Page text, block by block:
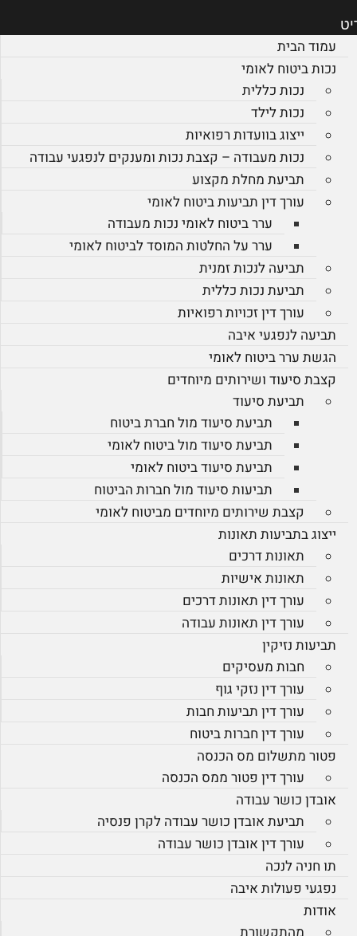
עמוד הבית
נכות ביטוח לאומי
נכות כללית
נכות לילד
ייצוג בוועדות רפואיות
נכות מעבודה – קצבת נכות ומענקים לנפגעי עבודה
תביעת מחלת מקצוע
עורך דין תביעות ביטוח לאומי
ערר ביטוח לאומי נכות מעבודה
ערר על החלטות המוסד לביטוח לאומי
תביעה לנכות זמנית
תביעת נכות כללית
עורך דין זכויות רפואיות
תביעה לנפגעי איבה
הגשת ערר ביטוח לאומי
קצבת סיעוד ושירותים מיוחדים
תביעת סיעוד
תביעת סיעוד מול חברת ביטוח
תביעת סיעוד מול ביטוח לאומי
תביעת סיעוד ביטוח לאומי
תביעות סיעוד מול חברות הביטוח
קצבת שירותים מיוחדים מביטוח לאומי
ייצוג בתביעות תאונות
תאונות דרכים
תאונות אישיות
עורך דין תאונות דרכים
עורך דין תאונות עבודה
תביעות נזיקין
חבות מעסיקים
עורך דין נזקי גוף
עורך דין תביעות חבות
עורך דין חברות ביטוח
פטור מתשלום מס הכנסה
עורך דין פטור ממס הכנסה
אובדן כושר עבודה
תביעת אובדן כושר עבודה לקרן פנסיה
עורך דין אובדן כושר עבודה
תו חניה לנכה
נפגעי פעולות איבה
אודות